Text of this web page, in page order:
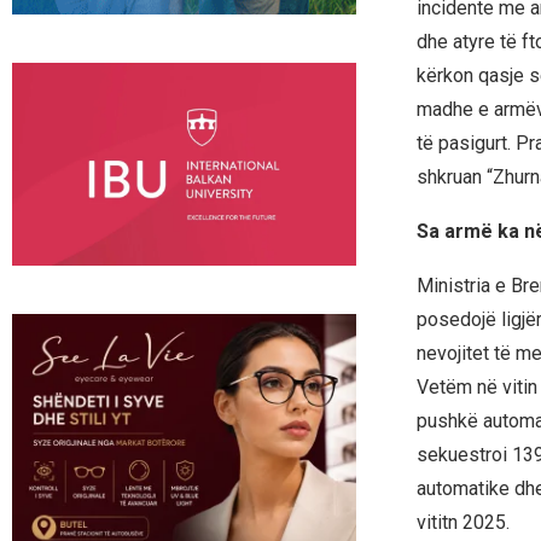
incidente me
dhe atyre të
kërkon qasje
madhe e
të pasigurt.
shkruan
Sa armë ka
Ministria e
posedojë
nevojitet të
Vetëm në
pushkë
sekuestroi
automatike
vititn 2025.